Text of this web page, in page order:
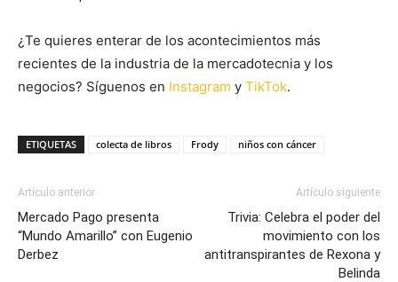
¿Te quieres enterar de los acontecimientos más
recientes de la industria de la mercadotecnia y los
negocios? Síguenos en Instagram y TikTok.
ETIQUETAS colecta de libros Frody niños con cáncer
Artículo anterior
Mercado Pago presenta
“Mundo Amarillo” con Eugenio
Derbez
Artículo siguiente
Trivia: Celebra el poder del
movimiento con los
antitranspirantes de Rexona y
Belinda